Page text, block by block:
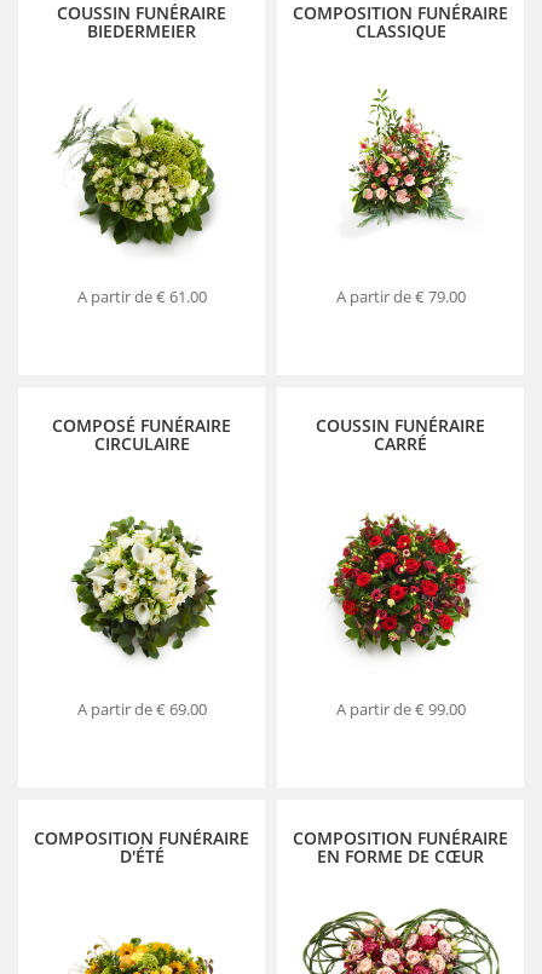
COUSSIN FUNÉRAIRE
BIEDERMEIER
A partir de€ 61.00
COMPOSITION FUNÉRAIRE
CLASSIQUE
A partir de€ 79.00
COMPOSÉ FUNÉRAIRE
CIRCULAIRE
A partir de€ 69.00
COUSSIN FUNÉRAIRE
CARRÉ
A partir de€ 99.00
COMPOSITION FUNÉRAIRE
D'ÉTÉ
COMPOSITION FUNÉRAIRE
EN FORME DE CŒUR